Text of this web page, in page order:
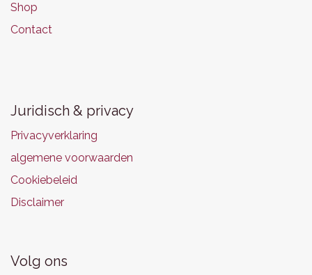
Shop
Contact
Juridisch & privacy
Privacyverklaring
algemene voorwaarden
Cookiebeleid
Disclaimer
Volg ons